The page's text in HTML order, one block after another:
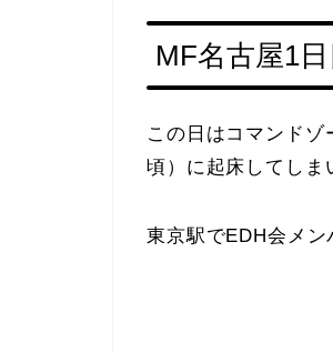
MF名古屋1日
この日はコマンド
頃）に起床してしま
東京駅でEDH会メン